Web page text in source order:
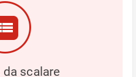
scalare